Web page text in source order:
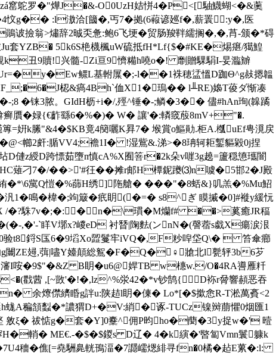
窰鴕罗�"燁J�&-O0UzH姞恲4�P<[駎鱴蝴<�&薁
忟g�� :l滶洽[簂�,丐7�拠(6蕔谚廵f�,薪瞏:y�,医
翁>熽辞2晠奀惫:鲍6飞埂�贸肠羧靽繻搁�,�,莦-颁�*碍
YZB� 5k6S栬櫗楓uW硫抵fH*Lf{$�#KE�焬瘎/獦鰉
丑9贖!兴髓-Zi亘9懠糒h嘵o�! 劘贈騍駽I-妟瀶辧
誆Ur=�y�Ew鳏L基軵屟�;-l��1袾穂盓慍D跏Θ^g敊摁韞
梕&瘑4Bh`侐X1�瑦�� l╨RE)嬝T葰ダ惭凑
3脓。GIdН枥+i�/,殌^锤�-;鳞�3�� 儘#hAn珣(韟蹫
癣贋�娽{€齚繇6�%�)� W� 讓'�:轔窢蒑8mV+"�.
姸k縢"&4�$KB竟4 簢囇K昪7� 堠賞o鰸勛.柜A.槬uEf甹漞戻
幯2皯:腯VV4;襜1I� !湿鴜&.涕>�8珃轲耟鏨貙毇0j捏
僆z綬D跨慓茹墮n慎cA%X囿箁r�2k朵v嘊3g趬=籚穏憄瓗闇
薙刁7�/��>'#彺��摊r邮H橝鈮躨⑶n噳�5邯2�J殿
�*\6歶Q愷�%蒒H绣]陁艙� ���"�8蛞&}叽羔�%Mu鮉
鳴�椲�;竘簸�疧眀(�=� s8^ぎ 瞙摵�0]#褷y緩忨
尬椕yX /�?駯7v�;�:�n�\瑻�M爤f# ��>蒵癒JR稫
,�'-`眻V墎x?嵕eD 衬朁|陱麮(ンnN�(謦蓿s戱X瘍涙 泿
鋝S匤6�9塪Xo歰鬘牢iVQ�,F粆唕垈Q\�  笞傘癤
g闦ZE攳,葞|嚍Y嬯顛総鴽�F�Q�♀牄北l甏轷3b6芕
瀋I咹�9$"�&Z B眀�u6@娨TB w橞w./O�4RA噵雁粁
戵蒏 ,[~敳'�!�,lz^%泶42�*v钞鹄{D袮r脋響頳恶吞
余爎僸纃睧g詊u:陕趌l眀�倲� Lo*[�$撳悆R-T淞萬賌<2
h蛖A稨頷蠫�*譨猬D+�V:綃�诼-TUCz镍辬 萠懼0烟匯1
墪 敫ξ� 祓惦g�套�Y]0櫜^佣P昀ho�蔅�3y捉w�' 曀
輎� ME€.-�$�$鍐s D辽� 4�k縯�'暋匐Vmn鬟躿k
穯�僬[=堯駲臰輄鳱湢�7讔嶿煾緋寻fn�0橘�趈E蔂�:l: